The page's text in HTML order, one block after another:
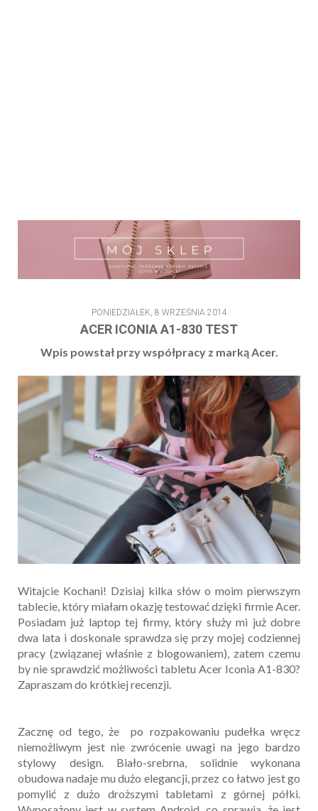
PONIEDZIAŁEK, 8 WRZEŚNIA 2014
ACER ICONIA A1-830 TEST
Wpis powstał przy współpracy z marką Acer.
Witajcie Kochani! Dzisiaj kilka słów o moim pierwszym
tablecie, który miałam okazję testować dzięki firmie Acer.
Posiadam już laptop tej firmy, który służy mi już dobre
dwa lata i doskonale sprawdza się przy mojej codziennej
pracy (związanej właśnie z blogowaniem), zatem czemu
by nie sprawdzić możliwości tabletu Acer Iconia A1-830?
Zapraszam do krótkiej recenzji.
Zacznę od tego, że po rozpakowaniu pudełka wręcz
niemożliwym jest nie zwrócenie uwagi na jego bardzo
stylowy design. Biało-srebrna, solidnie wykonana
obudowa nadaje mu dużo elegancji, przez co łatwo jest go
pomylić z dużo droższymi tabletami z górnej półki.